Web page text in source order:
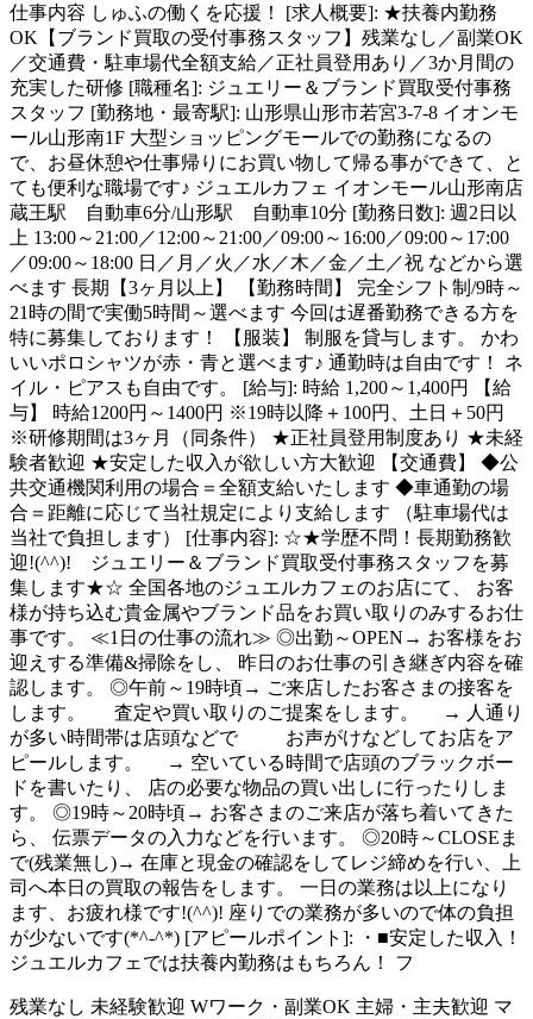
仕事内容 しゅふの働くを応援！ [求人概要]: ★扶養内勤務
OK【ブランド買取の受付事務スタッフ】残業なし／副業OK
／交通費・駐車場代全額支給／正社員登用あり／3か月間の
充実した研修 [職種名]: ジュエリー＆ブランド買取受付事務
スタッフ [勤務地・最寄駅]: 山形県山形市若宮3-7-8 イオンモ
ール山形南1F 大型ショッピングモールでの勤務になるの
で、お昼休憩や仕事帰りにお買い物して帰る事ができて、と
ても便利な職場です♪ ジュエルカフェ イオンモール山形南店
蔵王駅 自動車6分/山形駅 自動車10分 [勤務日数]: 週2日以
上 13:00～21:00／12:00～21:00／09:00～16:00／09:00～17:00
／09:00～18:00 日／月／火／水／木／金／土／祝 などから選
べます 長期【3ヶ月以上】 【勤務時間】 完全シフト制/9時～
21時の間で実働5時間～選べます 今回は遅番勤務できる方を
特に募集しております！ 【服装】 制服を貸与します。 かわ
いいポロシャツが赤・青と選べます♪ 通勤時は自由です！ ネ
イル・ピアスも自由です。 [給与]: 時給 1,200～1,400円 【給
与】 時給1200円～1400円 ※19時以降＋100円、土日＋50円
※研修期間は3ヶ月（同条件） ★正社員登用制度あり ★未経
験者歓迎 ★安定した収入が欲しい方大歓迎 【交通費】 ◆公
共交通機関利用の場合＝全額支給いたします ◆車通勤の場
合＝距離に応じて当社規定により支給します （駐車場代は
当社で負担します） [仕事内容]: ☆★学歴不問！長期勤務歓
迎!(^^)! ジュエリー＆ブランド買取受付事務スタッフを募
集します★☆ 全国各地のジュエルカフェのお店にて、 お客
様が持ち込む貴金属やブランド品をお買い取りのみするお仕
事です。 ≪1日の仕事の流れ≫ ◎出勤～OPEN→ お客様をお
迎えする準備&掃除をし、 昨日のお仕事の引き継ぎ内容を確
認します。 ◎午前～19時頃→ ご来店したお客さまの接客を
します。 査定や買い取りのご提案をします。 → 人通り
が多い時間帯は店頭などで お声がけなどしてお店をア
ピールします。 → 空いている時間で店頭のブラックボー
ドを書いたり、 店の必要な物品の買い出しに行ったりしま
す。 ◎19時～20時頃→ お客さまのご来店が落ち着いてきた
ら、 伝票データの入力などを行います。 ◎20時～CLOSEま
で(残業無し)→ 在庫と現金の確認をしてレジ締めを行い、上
司へ本日の買取の報告をします。 一日の業務は以上になり
ます、お疲れ様です!(^^)! 座りでの業務が多いので体の負担
が少ないです(*^-^*) [アピールポイント]: ・■安定した収入！
ジュエルカフェでは扶養内勤務はもちろん！ フ
残業なし 未経験歓迎 Wワーク・副業OK 主婦・主夫歓迎 マ